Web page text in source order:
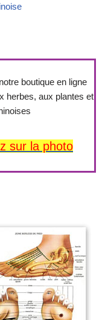
boutique en ligne
herbes, aux plantes et
sur la photo